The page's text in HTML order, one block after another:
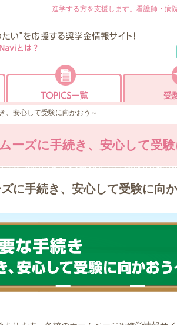
ズに手続き、安心して受験
進学する方を支援します。看護師
看護奨学金Navi
看護奨学金Naviとは？
金制度病院一覧 トピックス一覧
安心して受験に向かおう～
に手続き、安心して受験に向